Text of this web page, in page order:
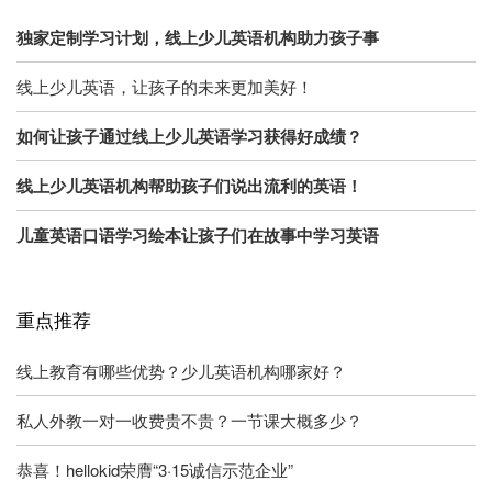
独家定制学习计划，线上少儿英语机构助力孩子事
线上少儿英语，让孩子的未来更加美好！
如何让孩子通过线上少儿英语学习获得好成绩？
线上少儿英语机构帮助孩子们说出流利的英语！
儿童英语口语学习绘本让孩子们在故事中学习英语
重点推荐
线上教育有哪些优势？少儿英语机构哪家好？
私人外教一对一收费贵不贵？一节课大概多少？
恭喜！hellokid荣膺“3·15诚信示范企业”